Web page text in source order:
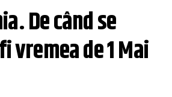
De când se
de 1 Mai